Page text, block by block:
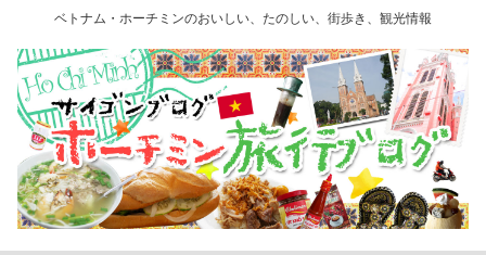
ベトナム・ホーチミンのおいしい、たのしい、街歩き、観光情報